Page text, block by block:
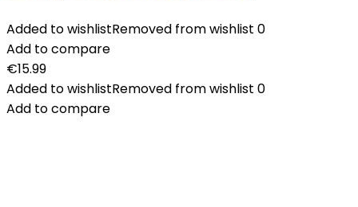
Added to wishlistRemoved from wishlist 0
Add to compare
€15.99
Added to wishlistRemoved from wishlist 0
Add to compare